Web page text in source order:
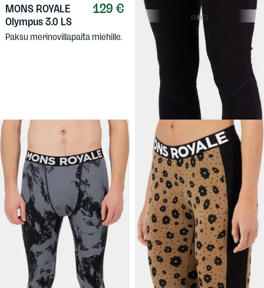
129 €
MONS ROYALE
Olympus 3.0 LS
Paksu merinovillapaita miehille. 119 €
MONS ROYALE
Olympus 3.0 W Legging
Paksut merinovillaleggingsit
joko välikerrokseksi tai
suoraan iholle.